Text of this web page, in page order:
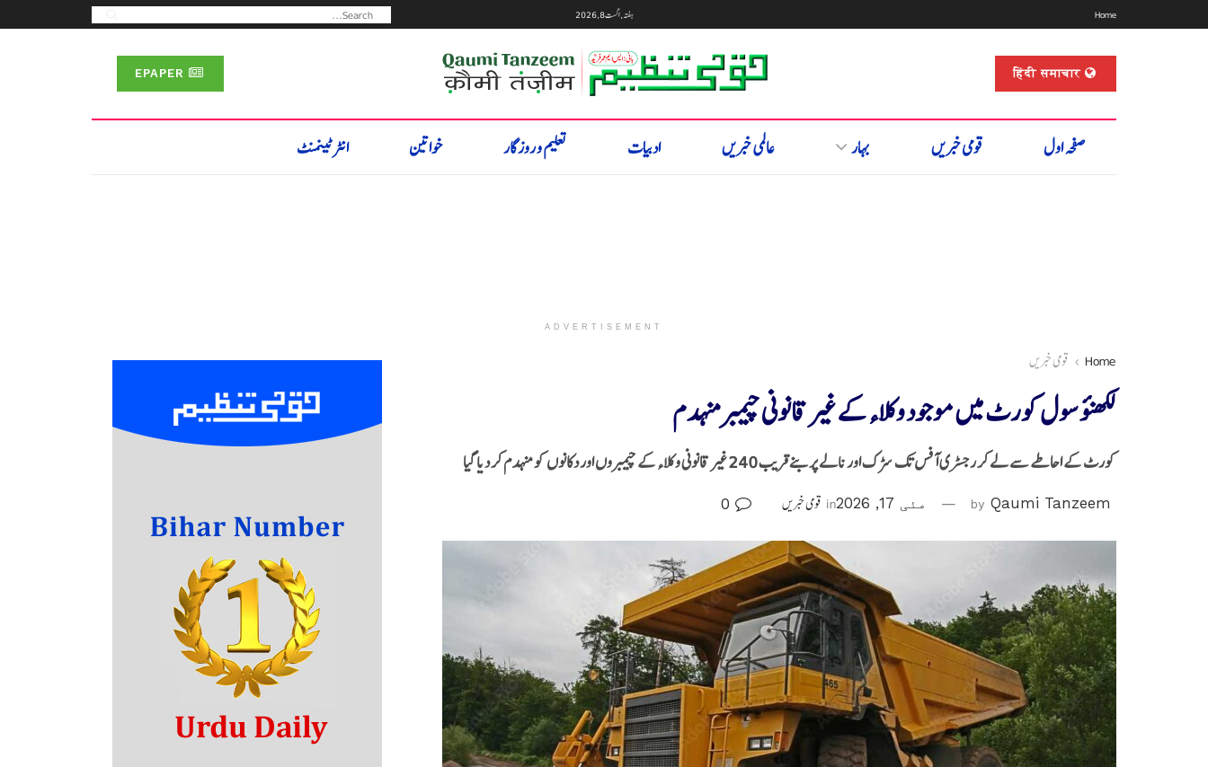
Home ہفتہ, اگست 8, 2026
हिंदी समाचार
صفحہ اول قومی خبریں بہار عالمی خبریں ادبیات تعلیم و روزگار خواتین انٹرٹینمنٹ
ADVERTISEMENT
Home قومی خبریں
لکھنؤ سول کورٹ میں موجود وکلاء کے غیر قانونی چیمبرمنہدم
کورٹ کے احاطے سے لے کر رجسٹری آفس تک سڑک اور نالے پر بنے قریب 240 غیر قانونی وکلاء کے چیمبروں اور دکانوں کو منہدم کر دیا گیا
by Qaumi Tanzeem مئی 17, 2026 in قومی خبریں